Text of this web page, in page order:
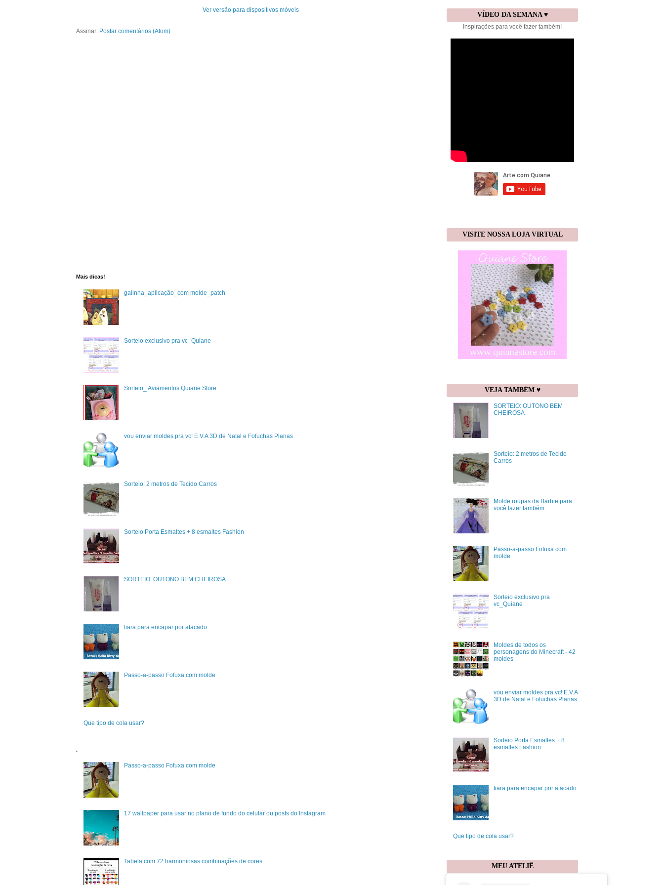
Ver versão para dispositivos móveis
Assinar: Postar comentários (Atom)
Mais dicas!
galinha_aplicação_com molde_patch
Sorteio exclusivo pra vc_Quiane
Sorteio_ Aviamentos Quiane Store
vou enviar moldes pra vc! E.V.A 3D de Natal e Fofuchas Planas
Sorteio: 2 metros de Tecido Carros
Sorteio Porta Esmaltes + 8 esmaltes Fashion
SORTEIO: OUTONO BEM CHEIROSA
tiara para encapar por atacado
Passo-a-passo Fofuxa com molde
Que tipo de cola usar?
.
Passo-a-passo Fofuxa com molde
17 wallpaper para usar no plano de fundo do celular ou posts do Instagram
Tabela com 72 harmoniosas combinações de cores
VÍDEO DA SEMANA ♥
Inspirações para você fazer também!
VISITE NOSSA LOJA VIRTUAL
VEJA TAMBÉM ♥
SORTEIO: OUTONO BEM
CHEIROSA
Sorteio: 2 metros de Tecido
Carros
Molde roupas da Barbie para
você fazer também
Passo-a-passo Fofuxa com
molde
Sorteio exclusivo pra
vc_Quiane
Moldes de todos os
personagens do Minecraft - 42
moldes
vou enviar moldes pra vc! E.V.A
3D de Natal e Fofuchas Planas
Sorteio Porta Esmaltes + 8
esmaltes Fashion
tiara para encapar por atacado
Que tipo de cola usar?
MEU ATELIÊ